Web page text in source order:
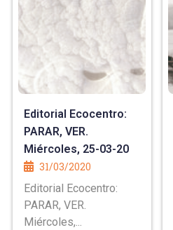
Editorial Ecocentro:
PARAR, VER.
Miércoles, 25-03-20
31/03/2020
Editorial Ecocentro:
PARAR, VER.
Miércoles,...